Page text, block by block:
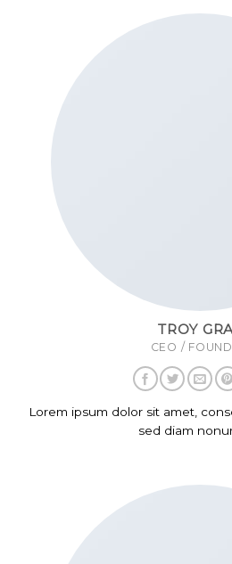
TROY
CEO /
Lorem ipsum dolor sit amet,
sed diam